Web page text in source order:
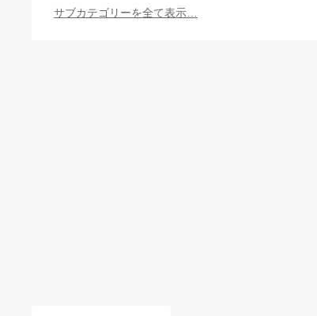
サブカテゴリーを全て表示…